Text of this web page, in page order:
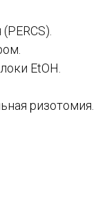
EtOH.
ризотомия.